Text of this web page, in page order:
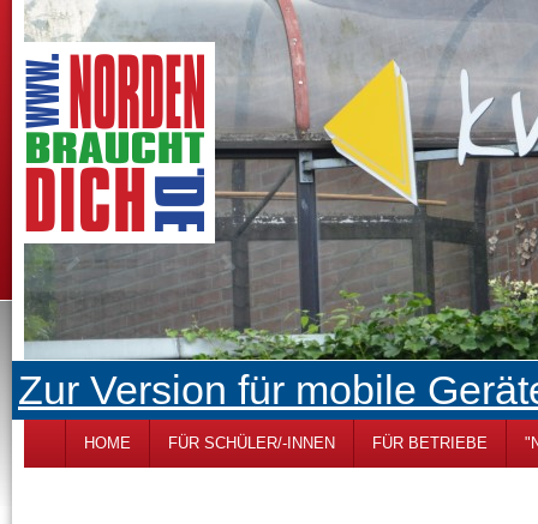
Zur Version für mobile
HOME FÜR SCHÜLER/-INNEN FÜR BETRIEBE